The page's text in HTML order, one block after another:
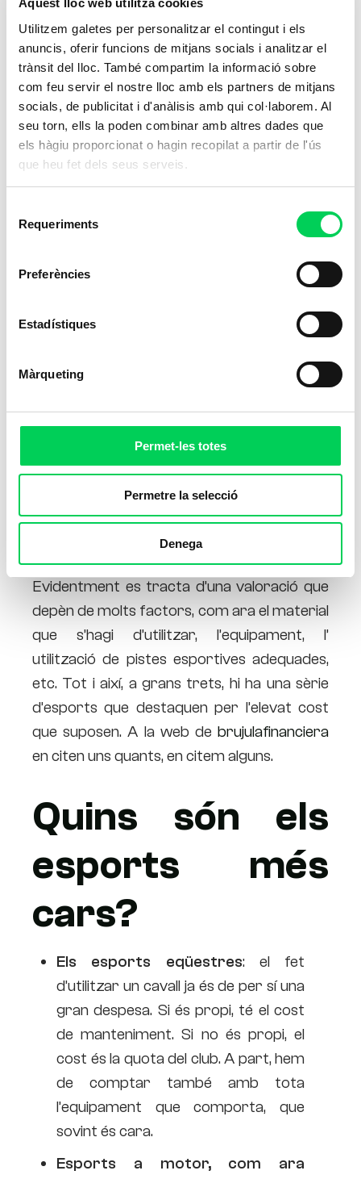
Aquest lloc web utilitza cookies
Utilitzem galetes per personalitzar el contingut i els
anuncis, oferir funcions de mitjans socials i analitzar el
trànsit del lloc. També compartim la informació sobre
com feu servir el nostre lloc amb els partners de mitjans
socials, de publicitat i d'anàlisis amb qui col·laborem. Al
seu torn, ells la poden combinar amb altres dades que
els hàgiu proporcionat o hagin recopilat a partir de l'ús
que heu fet dels seus serveis.
Requeriments
Preferències
Estadístiques
Màrqueting
Permet-les totes
Permetre la selecció
Denega
Us heu preguntat alguna vegada
els esports més cars o els més barats?
Evidentment es tracta d’una valoració que
depèn de molts factors, com ara el material
que s’hagi d’utilitzar, l’equipament, l’
utilització de pistes esportives adequades,
etc. Tot i així, a grans trets, hi ha una sèrie
d’esports que destaquen per l’elevat cost
que suposen. A la web de brujulafinanciera
en citen uns quants, en citem alguns.
Quins són els
esports més
cars?
Els esports eqüestres: el fet
d’utilitzar un cavall ja és de per sí una
gran despesa. Si és propi, té el cost
de manteniment. Si no és propi, el
cost és la quota del club. A part, hem
de comptar també amb tota
l’equipament que comporta, que
sovint és cara.
Esports a motor, com ara